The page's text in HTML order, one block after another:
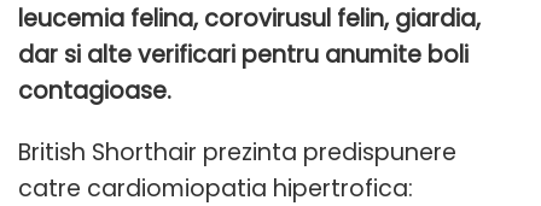
leucemia felina, corovirusul felin, giardia,
dar si alte verificari pentru anumite boli
contagioase.
British Shorthair prezinta predispunere
catre cardiomiopatia hipertrofica: